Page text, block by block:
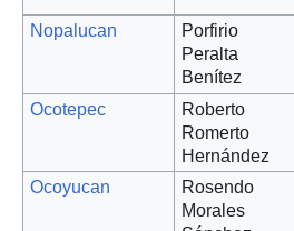
Nopalucan
Porfirio
Peralta
Benítez
Ocotepec
Roberto
Romerto
Hernández
Ocoyucan
Rosendo
Morales